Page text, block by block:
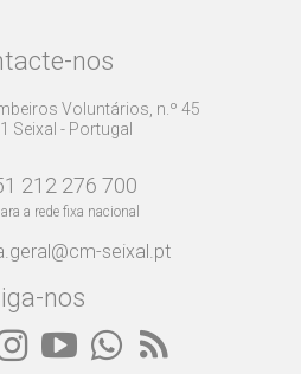
nos
Voluntários, n.º 45
Seixal - Portugal
212 276 700
a rede fixa nacional
seixal.pt
nos